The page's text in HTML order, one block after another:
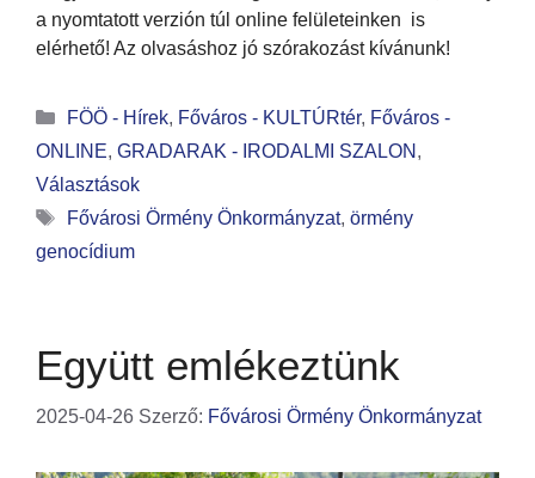
a nyomtatott verzión túl online felületeinken is
elérhető! Az olvasáshoz jó szórakozást kívánunk!
FÖÖ - Hírek, Főváros - KULTÚRtér, Főváros -
ONLINE, GRADARAK - IRODALMI SZALON ,
Választások
Fővárosi Örmény Önkormányzat, örmény
genocídium
Együtt emlékeztünk
2025-04-26 Szerző: Fővárosi Örmény Önkormányzat